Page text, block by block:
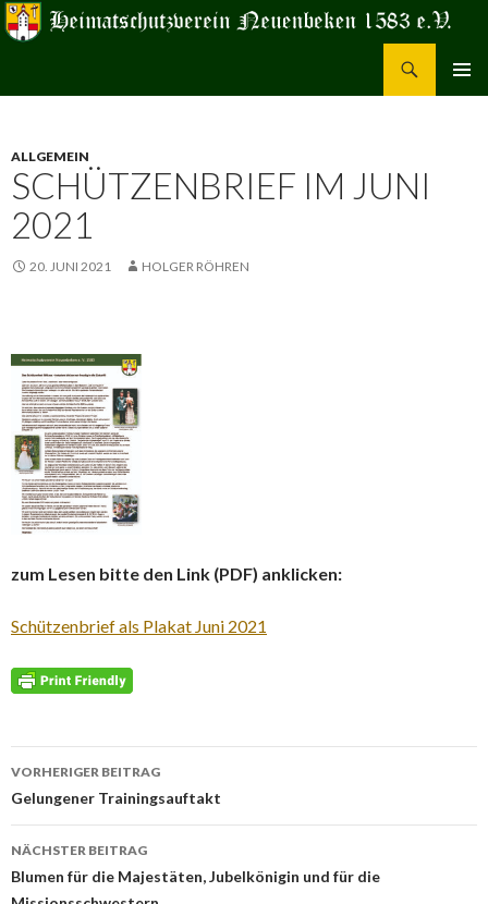
ALLGEMEIN
SCHÜTZENBRIEF IM JUNI
2021
20. JUNI 2021 HOLGER RÖHREN
zum Lesen bitte den Link (PDF) anklicken:
Schützenbrief als Plakat Juni 2021
Beitrags-
Navigation
VORHERIGER BEITRAG
Gelungener Trainingsauftakt
NÄCHSTER BEITRAG
Blumen für die Majestäten, Jubelkönigin und für die